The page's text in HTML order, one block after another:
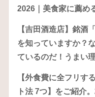
2026｜美食家に薦め
【吉田酒造店】銘酒
を知っていますか？
ているのだ！うまい
【外食費に全フリす
ト法 7つ】をご紹介